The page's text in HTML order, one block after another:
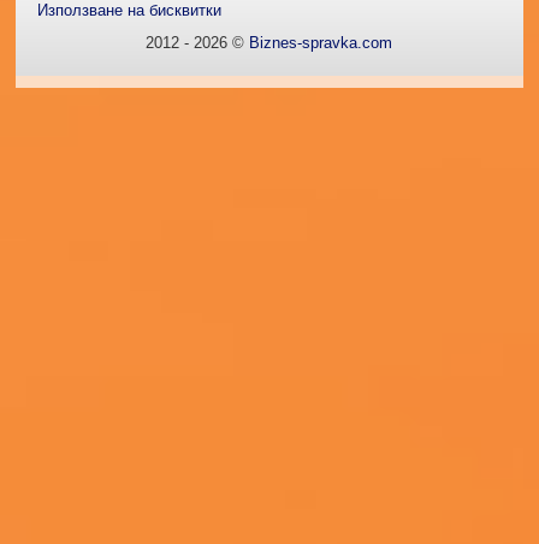
Използване на бисквитки
2012 - 2026 © Biznes-spravka.com